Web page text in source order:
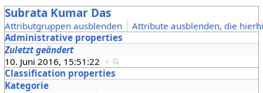
Subrata Kumar Das
Attributgruppen ausblenden
Attribute ausblenden, die
Administrative properties
Zuletzt geändert
10. Juni 2016, 15:51:22 +
Classification properties
Kategorie